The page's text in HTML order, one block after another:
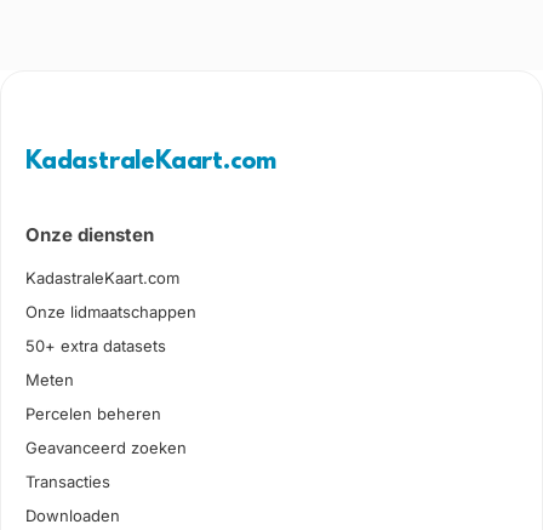
KadastraleKaart.com
Onze diensten
KadastraleKaart.com
Onze lidmaatschappen
50+ extra datasets
Meten
Percelen beheren
Geavanceerd zoeken
Transacties
Downloaden